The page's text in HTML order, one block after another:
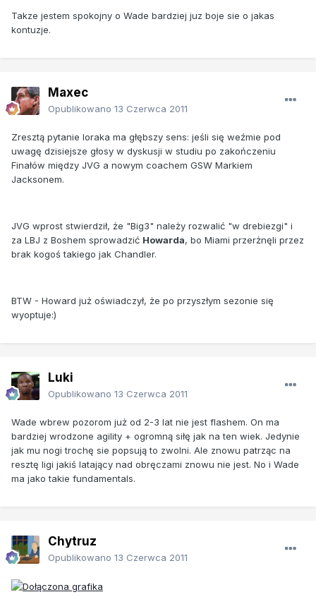
Takze jestem spokojny o Wade bardziej juz boje sie o jakas
kontuzje.
Maxec
Opublikowano 13 Czerwca 2011
Zresztą pytanie loraka ma głębszy sens: jeśli się weźmie pod
uwagę dzisiejsze głosy w dyskusji w studiu po zakończeniu
Finałów między JVG a nowym coachem GSW Markiem
Jacksonem.
JVG wprost stwierdził, że "Big3" należy rozwalić "w drebiezgi" i
za LBJ z Boshem sprowadzić Howarda, bo Miami przerżnęli przez
brak kogoś takiego jak Chandler.
BTW - Howard już oświadczył, że po przyszłym sezonie się
wyoptuje:)
Luki
Opublikowano 13 Czerwca 2011
Wade wbrew pozorom już od 2-3 lat nie jest flashem. On ma
bardziej wrodzone agility + ogromną siłę jak na ten wiek. Jedynie
jak mu nogi trochę sie popsują to zwolni. Ale znowu patrząc na
resztę ligi jakiś latający nad obręczami znowu nie jest. No i Wade
ma jako takie fundamentals.
Chytruz
Opublikowano 13 Czerwca 2011